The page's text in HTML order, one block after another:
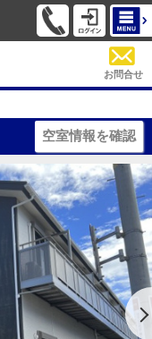
お問合せ
空室情報を確認